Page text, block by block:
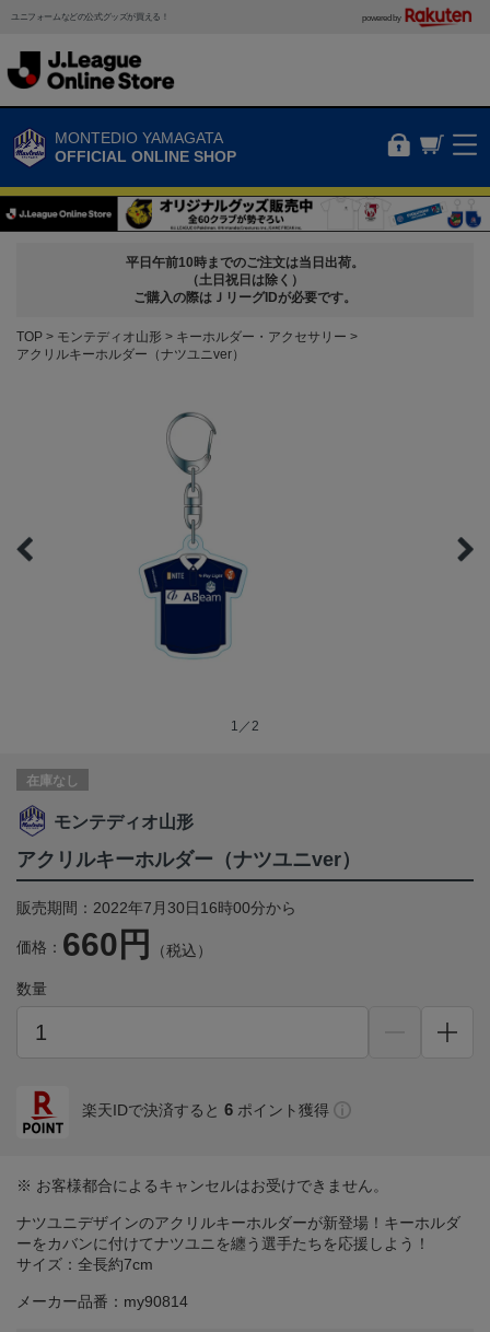
ユニフォームなどの公式グッズが買える！ powered by
MONTEDIO YAMAGATA
OFFICIAL ONLINE SHOP
平日午前10時までのご注文は当日出荷。
（土日祝日は除く）
ご購入の際はＪリーグIDが必要です。
TOP モンテディオ山形
キーホルダー・アクセサリー
アクリルキーホルダー（ナツユニver）
1／2
在庫なし
モンテディオ山形
アクリルキーホルダー（ナツユニver）
販売期間：2022年7月30日16時00分から
価格： 660円 （税込）
数量
楽天IDで決済すると 6 ポイント獲得
※ お客様都合によるキャンセルはお受けできません。
ナツユニデザインのアクリルキーホルダーが新登場！キーホルダ
ーをカバンに付けてナツユニを纏う選手たちを応援しよう！
サイズ：全長約7cm
メーカー品番：my90814